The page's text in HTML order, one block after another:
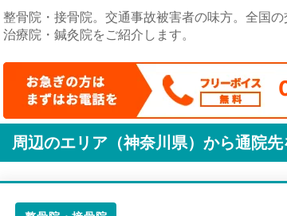
整骨院・接骨院。交通事故被害者の味方。全国
治療院・鍼灸院をご紹介します。
周辺のエリア（神奈川県）から通院